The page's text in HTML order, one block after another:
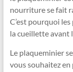
nourriture se fait
C’est pourquoi
la cueillette avant
Le plaqueminier
vous souhaitez en